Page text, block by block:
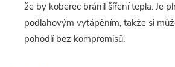
že by koberec bránil šíření tepla. Je
podlahovým vytápěním, takže si
pohodlí bez kompromisů.